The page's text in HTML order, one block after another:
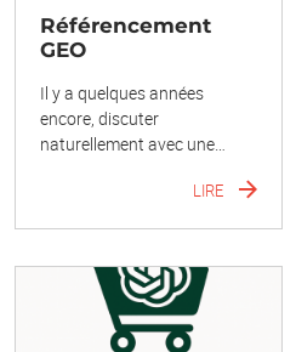
Référencement
GEO
Il y a quelques années
encore, discuter
naturellement avec une…
LIRE